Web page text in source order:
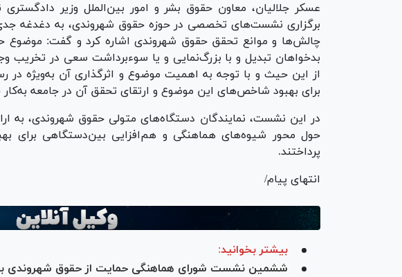
عسکر جلالیان، معاون حقوق بشر و امور بین‌الملل وزیر
برگزاری نشست‌های تخصصی در حوزه حقوق شهروندی، به دغدغه جدی
چالش‌ها و موانع تحقق حقوق شهروندی اشاره کرد و گفت: موضوع
بدخواهان تبدیل و با بزرگ‌نمایی و یا سوءبرداشت سعی در تخریب
از این حیث و با توجه به اهمیت موضوع و اثرگذاری آن به‌ویژه در
برای بهبود شاخص‌های این موضوع و ارتقای تحقق آن در جامعه به‌کار
در این نشست، نمایندگان دستگاه‌های متولی حقوق شهروندی، به
حول محور شیوه‌های هماهنگی و هم‌افزایی بین‌دستگاهی برای
پرداختند.
انتهای پیام/
بیشتر بخوانید:
ششمین نشست شورای هماهنگی حمایت از حقوق شهروندی